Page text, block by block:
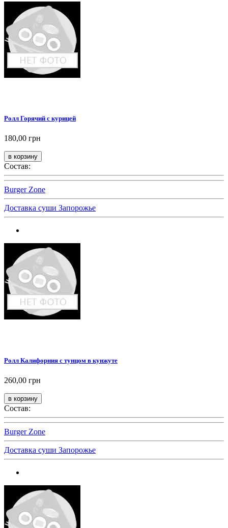
Ролл Горячий с курицей
180,00 грн
Состав:
Burger Zone
Доставка суши Запорожье
Ролл Калифорния с тунцом в кунжуте
260,00 грн
Состав:
Burger Zone
Доставка суши Запорожье